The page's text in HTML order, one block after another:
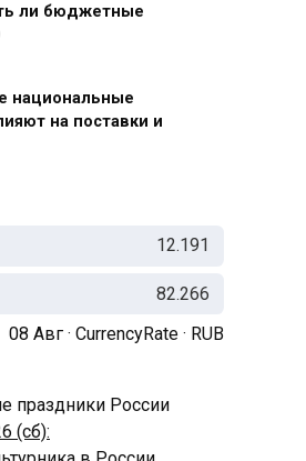
ли бюджетные
национальные
на поставки и
12.191
82.266
08 Авг · CurrencyRate · RUB
праздники России
(сб):